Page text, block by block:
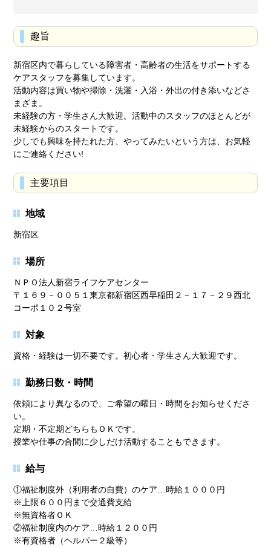
趣旨
新宿区内で暮らしている障害者・高齢者の生活をサポートする
ケアスタッフを募集しています。
活動内容は買い物や掃除・洗濯・入浴・外出の付き添いなどさ
まざま。
未経験の方・学生さん大歓迎。活動中のスタッフのほとんどが
未経験からのスタートです。
少しでも興味を持たれた方、やってみたいという方は、お気軽
にご連絡ください!
主要項目
地域
新宿区
場所
ＮＰＯ法人新宿ライフケアセンター
〒１６９－００５１東京都新宿区西早稲田２－１７－２９西北
コーポ１０２号室
対象
資格・経験は一切不要です。初心者・学生さん大歓迎です。
勤務日数・時間
依頼により異なるので、ご希望の曜日・時間をお知らせくださ
い。
定期・不定期どちらもＯＫです。
授業や仕事の合間に少しだけ活動することもできます。
給与
①福祉制度外（利用者の自費）のケア…時給１０００円
※上限６００円まで交通費支給
※無資格者ＯＫ
②福祉制度内のケア…時給１２００円
※有資格者（ヘルパー２級等）